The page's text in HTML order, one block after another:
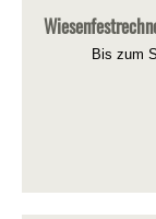
Bis zum